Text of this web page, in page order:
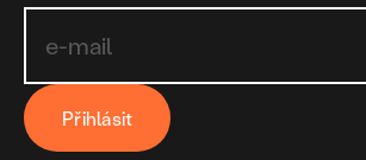
Přihlásit